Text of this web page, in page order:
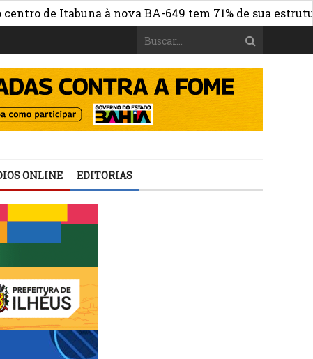
Itabuna à nova BA-649 tem 71% de sua estrutura de
ONLINE EDITORIAS